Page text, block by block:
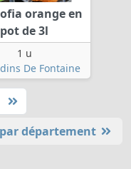
orange en
pot de 3l
1 u
De Fontaine
département